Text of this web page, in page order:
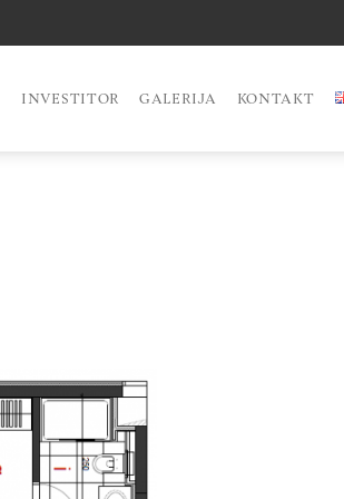
INVESTITOR GALERIJA KONTAKT